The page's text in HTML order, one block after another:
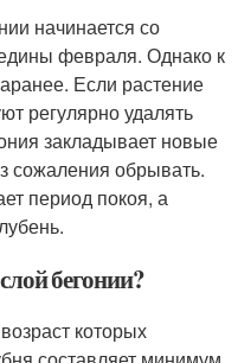
начинается со
февраля. Однако к
Если растение
регулярно удалять
закладывает новые
сожаления обрывать.
период покоя, а
бегонии?
которых